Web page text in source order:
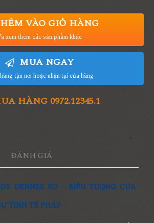
VÀO GIỎ HÀNG
xem thêm các sản phẩm khác
MUA NGAY
tận nơi hoặc nhận tại cửa hàng
HÀNG 0972.12345.1
ĐÁNH GIÁ
DENNES XO – BIỂU TƯỢNG CỦA
TINH TẾ PHÁP